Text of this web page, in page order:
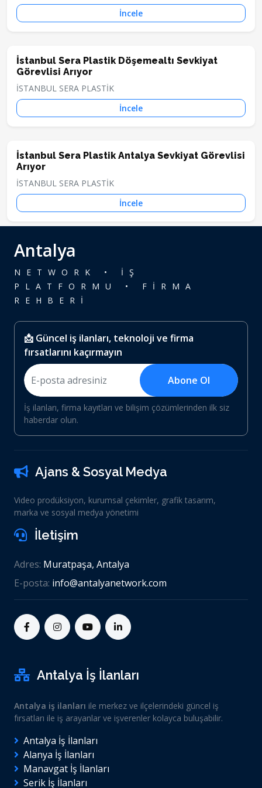
İncele
İstanbul Sera Plastik Döşemealtı Sevkiyat
Görevlisi Arıyor
İSTANBUL SERA PLASTİK
İncele
İstanbul Sera Plastik Antalya Sevkiyat Görevlisi
Arıyor
İSTANBUL SERA PLASTİK
İncele
Antalya
NETWORK • İŞ
PLATFORMU • FİRMA
REHBERİ
📩 Güncel iş ilanları, teknoloji ve firma
fırsatlarını kaçırmayın
Abone Ol
İş ilanları, firma kayıtları ve bilişim çözümlerinden ilk siz
haberdar olun.
Ajans & Sosyal Medya
Video prodüksiyon, kurumsal çekimler, grafik tasarım,
marka ve sosyal medya yönetimi
İletişim
Adres: Muratpaşa, Antalya
E-posta: info@antalyanetwork.com
Antalya İş İlanları
Antalya iş ilanları ile merkez ve ilçelerindeki güncel iş
fırsatları ile iş arayanlar ve işverenler kolayca buluşabilir.
Antalya İş İlanları
Alanya İş İlanları
Manavgat İş İlanları
Serik İş İlanları